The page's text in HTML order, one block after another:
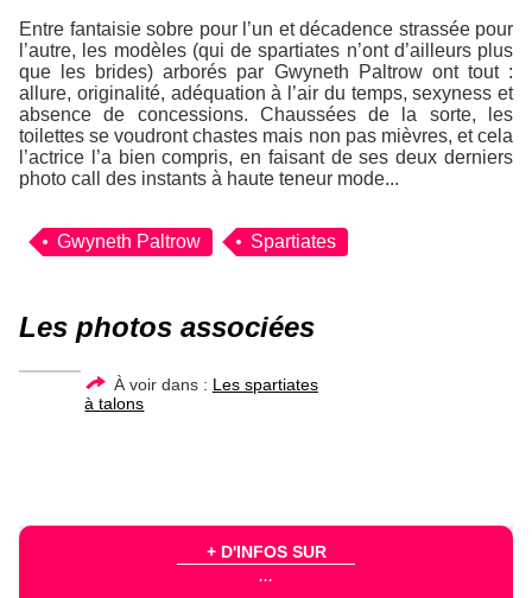
Entre fantaisie sobre pour l’un et décadence strassée pour
l’autre, les modèles (qui de spartiates n’ont d’ailleurs plus
que les brides) arborés par Gwyneth Paltrow ont tout :
allure, originalité, adéquation à l’air du temps, sexyness et
absence de concessions. Chaussées de la sorte, les
toilettes se voudront chastes mais non pas mièvres, et cela
l’actrice l’a bien compris, en faisant de ses deux derniers
photo call des instants à haute teneur mode...
Gwyneth Paltrow Spartiates
Les photos associées
À voir dans : Les spartiates
à talons
+ D'INFOS SUR
...